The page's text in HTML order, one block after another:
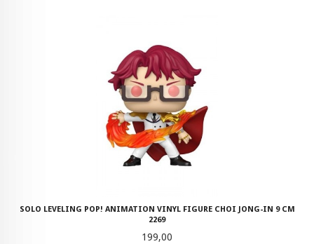
SOLO LEVELING POP! ANIMATION VINYL FIGURE CHOI JONG-IN 9 CM
2269
Pris
199,00